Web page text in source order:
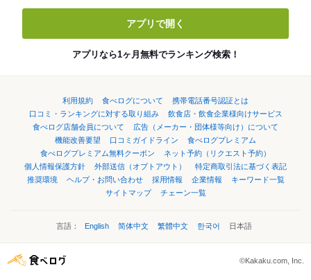
アプリで開く
アプリなら1ヶ月無料でランキング検索！
利用規約 食べログについて
携帯電話番号認証とは
口コミ・ランキングに対する取り組み
飲食店・飲食企業様向けサービス
食べログ店舗会員について
広告（メーカー・団体様等向け）について
機能改善要望
口コミガイドライン
食べログプレミアム
食べログプレミアム無料クーポン
ネット予約（リクエスト予約）
個人情報保護方針
外部送信（オプトアウト）
特定商取引法に基づく表記
推奨環境
ヘルプ・お問い合わせ 採用情報 企業情報
キーワード一覧
サイトマップ
チェーン一覧
言語： English 简体中文 繁體中文 한국어 日本語
©Kakaku.com, Inc.